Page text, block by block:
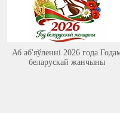
Аб аб'яўленні 2026 года
беларускай жанчыны